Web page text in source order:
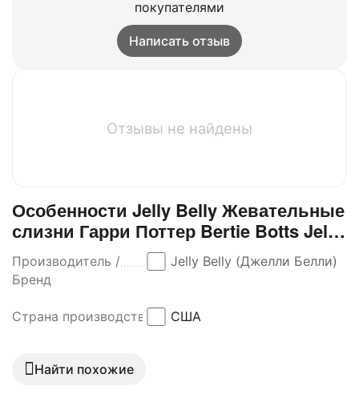
покупателями
Написать отзыв
Отзывы не найдены
Особенности Jelly Belly Жевательные
слизни Гарри Поттер Bertie Botts Jelly
Slugs (59 гр)
Производитель /
Бренд
Jelly Belly (Джелли Белли)
Страна производства США
Найти похожие